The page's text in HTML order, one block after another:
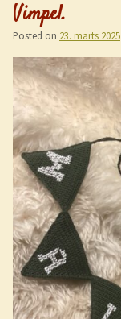
Vimpel.
Posted on 23. marts 2025